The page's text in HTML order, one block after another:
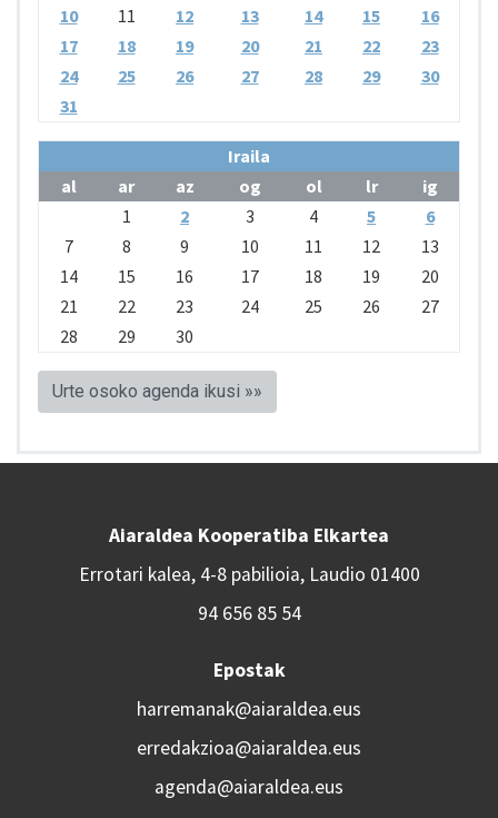
10
11 12 13 14 15
16
17
18 19 20 21 22
23
24
25 26 27 28 29
30
31
Iraila
al
ar az og ol lr
ig
1
2 3 4 5
6
7
8 9 10 11 12
13
14
15 16 17 18 19
20
21
22 23 24 25 26
27
28
29 30
Urte osoko agenda ikusi »»
Aiaraldea Kooperatiba Elkartea
Errotari kalea, 4-8 pabilioia, Laudio 01400
94 656 85 54
Epostak
harremanak@aiaraldea.eus
erredakzioa@aiaraldea.eus
agenda@aiaraldea.eus